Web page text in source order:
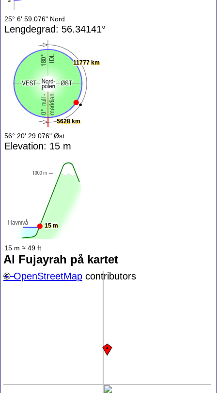
25° 6' 59.076" Nord
Lengdegrad: 56.34141°
5628 km
11777 km
56° 20' 29.076" Øst
Elevation: 15 m
15 m
15 m ≈ 49 ft
Al Fujayrah på kartet
+−
©OpenStreetMap contributors